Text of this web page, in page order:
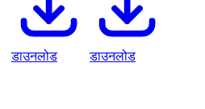
डाउनलोड डाउनलोड